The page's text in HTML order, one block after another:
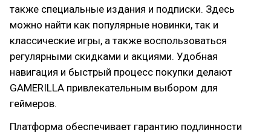
также специальные издания и подписки. Здесь
можно найти как популярные новинки, так и
классические игры, а также воспользоваться
регулярными скидками и акциями. Удобная
навигация и быстрый процесс покупки делают
GAMERILLA привлекательным выбором для
геймеров.
Платформа обеспечивает гарантию подлинности